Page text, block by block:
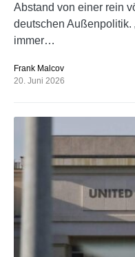
Abstand von einer rein
deutschen Außenpolitik.
immer…
Frank Malcov
20. Juni 2026